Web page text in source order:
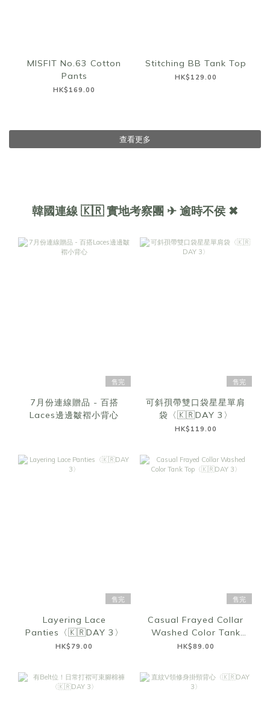
MISFIT No.63 Cotton
Pants
HK$169.00
Stitching BB Tank Top
HK$129.00
查看更多
韓國連線 🇰🇷 實地考察團 ✈ 逾時不侯 ✖︎
售完
7月份連線贈品 - 百搭
Laces邊邊皺褶小背心
售完
可斜孭帶雙口袋星星單肩
袋〈🇰🇷DAY 3〉
HK$119.00
售完
Layering Lace
Panties〈🇰🇷DAY 3〉
HK$79.00
售完
Casual Frayed Collar
Washed Color Tank
Top〈🇰🇷DAY 3〉
HK$89.00